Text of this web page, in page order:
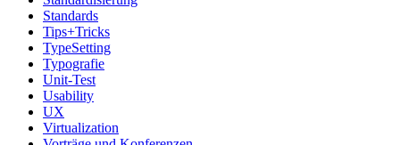
Standards
Tips+Tricks
TypeSetting
Typografie
Unit-Test
Usability
UX
Virtualization